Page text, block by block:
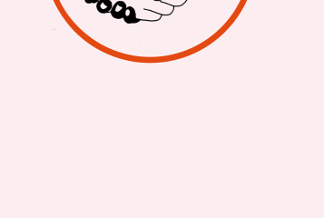
dem Ziel gegründet
Zeichen war überfällig.
Mit der Einschätzung,
im
verantwortlich ist,